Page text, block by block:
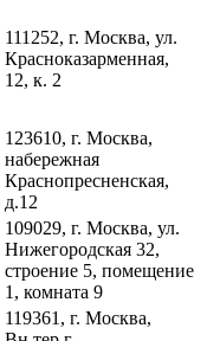
111252, г. Москва, ул.
Красноказарменная,
12, к. 2
123610, г. Москва,
набережная
Краснопресненская,
д.12
109029, г. Москва, ул.
Нижегородская 32,
строение 5, помещение
1, комната 9
119361, г. Москва,